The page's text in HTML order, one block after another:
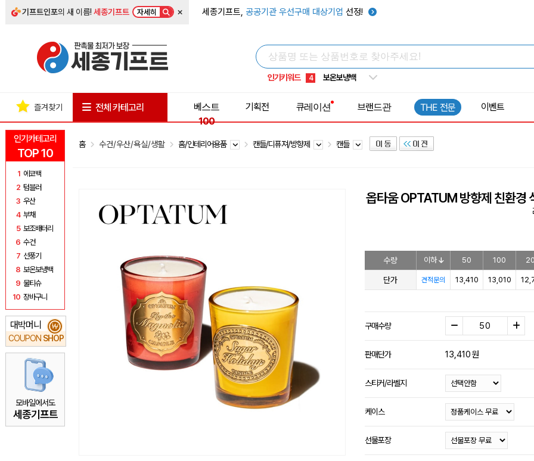
기프트인포의 새 이름!세종기프트 자세히 × 세종기프트, 공공기관 우선구매 대상기업 선정!
인기키워드
10 타포린가방
3 썬캡
4 보온보냉백
6 우산
8 쿨토시
인기카테고리
TOP 10
1 에코백
2 텀블러
3 우산
4 부채
5 보조배터리
6 수건
7 선풍기
8 보온보냉백
9 물티슈
10 장바구니
대박머니
COUPON SHOP
₩
모바일에서도
세종기프트
즐겨찾기 전체 카테고리
베스트
100
기획전 큐레이션 브랜드관 THE 전문 이벤트
홈 수건/우산/욕실/생활 홈/인테리어용품 캔들/디퓨져/방향제 캔들
옵타움 OPTATUM 방향제 친환경
수량 이하 50 100
단가 견적문의 13,410 13,010
구매수량
판매단가 13,410원
스티커/라벨지
케이스
선물포장